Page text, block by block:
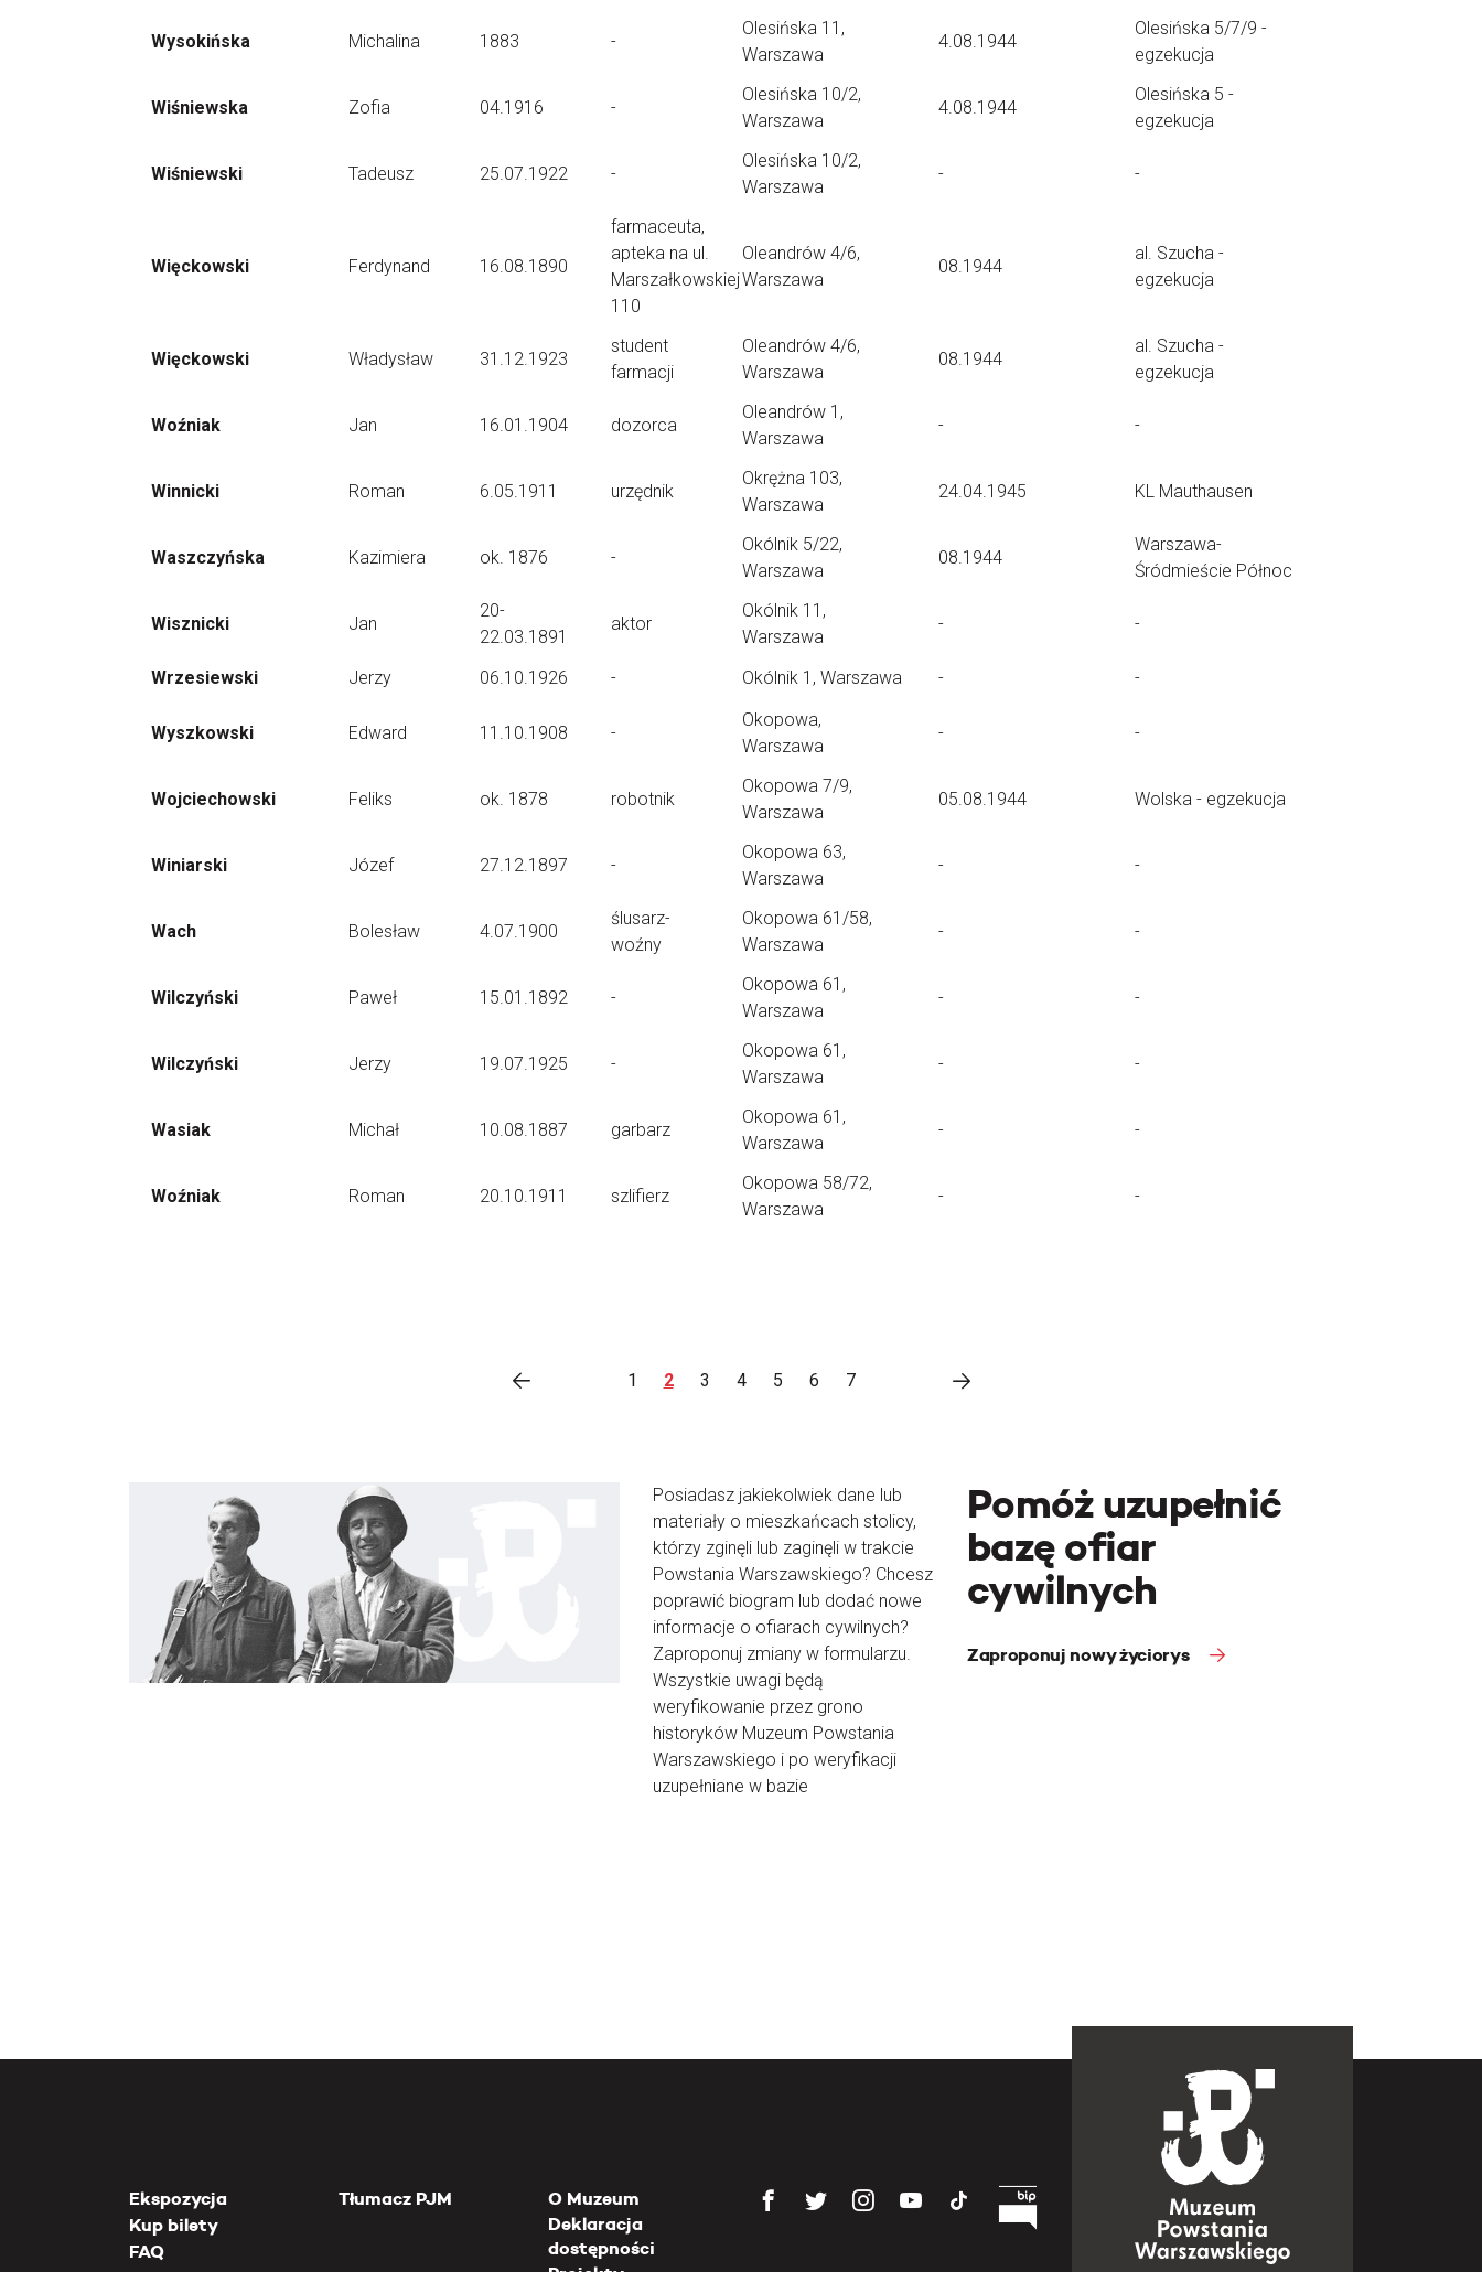
Wysokińska Michalina 1883 -
Olesińska 11,
Warszawa
4.08.1944
Olesińska 5/7/9 -
egzekucja
Wiśniewska Zofia 04.1916 -
Olesińska 10/2,
Warszawa
4.08.1944
Olesińska 5 -
egzekucja
Wiśniewski Tadeusz 25.07.1922 -
Olesińska 10/2,
Warszawa
- -
Więckowski Ferdynand 16.08.1890
farmaceuta,
apteka na ul.
Marszałkowskiej
110
Oleandrów 4/6,
Warszawa
08.1944
al. Szucha -
egzekucja
Więckowski Władysław 31.12.1923
student
farmacji
Oleandrów 4/6,
Warszawa
08.1944
al. Szucha -
egzekucja
Woźniak Jan 16.01.1904 dozorca
Oleandrów 1,
Warszawa
- -
Winnicki Roman 6.05.1911 urzędnik
Okrężna 103,
Warszawa
24.04.1945 KL Mauthausen
Waszczyńska Kazimiera ok. 1876 -
Okólnik 5/22,
Warszawa
08.1944
Warszawa-
Śródmieście Północ
Wisznicki Jan
20-
22.03.1891
aktor
Okólnik 11,
Warszawa
- -
Wrzesiewski Jerzy 06.10.1926 - Okólnik 1, Warszawa - -
Wyszkowski Edward 11.10.1908 -
Okopowa,
Warszawa
- -
Wojciechowski Feliks ok. 1878 robotnik
Okopowa 7/9,
Warszawa
05.08.1944 Wolska - egzekucja
Winiarski Józef 27.12.1897 -
Okopowa 63,
Warszawa
- -
Wach Bolesław 4.07.1900
ślusarz-
woźny
Okopowa 61/58,
Warszawa
- -
Wilczyński Paweł 15.01.1892 -
Okopowa 61,
Warszawa
- -
Wilczyński Jerzy 19.07.1925 -
Okopowa 61,
Warszawa
- -
Wasiak Michał 10.08.1887 garbarz
Okopowa 61,
Warszawa
- -
Woźniak Roman 20.10.1911 szlifierz
Okopowa 58/72,
Warszawa
- -
1 2 3 4 5 6 7
Posiadasz jakiekolwiek dane lub
materiały o mieszkańcach stolicy,
którzy zginęli lub zaginęli w trakcie
Powstania Warszawskiego? Chcesz
poprawić biogram lub dodać nowe
informacje o ofiarach cywilnych?
Zaproponuj zmiany w formularzu.
Wszystkie uwagi będą
weryfikowanie przez grono
historyków Muzeum Powstania
Warszawskiego i po weryfikacji
uzupełniane w bazie
Pomóż uzupełnić
bazę ofiar
cywilnych
Zaproponuj nowy życiorys
Ekspozycja
Kup bilety
FAQ
Tłumacz PJM
O Muzeum
Deklaracja
dostępności